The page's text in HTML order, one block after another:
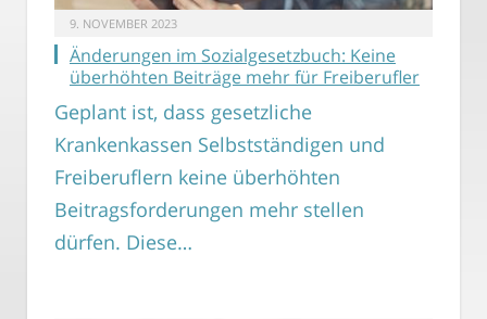
9. NOVEMBER 2023
Änderungen im Sozialgesetzbuch: Keine
überhöhten Beiträge mehr für Freiberufler
Geplant ist, dass gesetzliche
Krankenkassen Selbstständigen und
Freiberuflern keine überhöhten
Beitragsforderungen mehr stellen
dürfen. Diese…